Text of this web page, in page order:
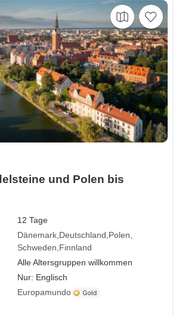
und Polen bis
12 Tage
Dänemark Deutschland Polen
Schweden Finnland
Alle Altersgruppen willkommen
Nur: Englisch
Europamundo